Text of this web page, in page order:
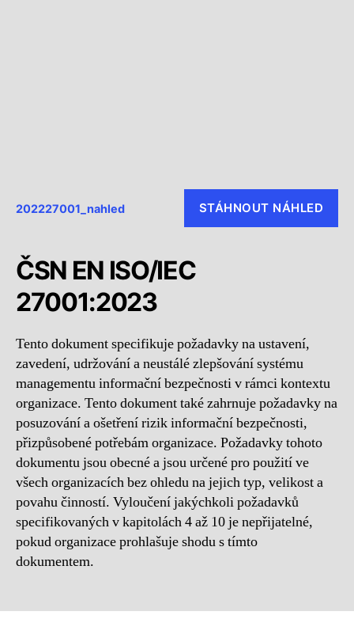
202227001_nahled STÁHNOUT NÁHLED
ČSN EN ISO/IEC
27001:2023
Tento dokument specifikuje požadavky na ustavení,
zavedení, udržování a neustálé zlepšování systému
managementu informační bezpečnosti v rámci kontextu
organizace. Tento dokument také zahrnuje požadavky na
posuzování a ošetření rizik informační bezpečnosti,
přizpůsobené potřebám organizace. Požadavky tohoto
dokumentu jsou obecné a jsou určené pro použití ve
všech organizacích bez ohledu na jejich typ, velikost a
povahu činností. Vyloučení jakýchkoli požadavků
specifikovaných v kapitolách 4 až 10 je nepřijatelné,
pokud organizace prohlašuje shodu s tímto
dokumentem.